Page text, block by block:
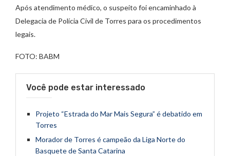
Após atendimento médico, o suspeito foi encaminhado à
Delegacia de Polícia Civil de Torres para os procedimentos
legais.
FOTO: BABM
Você pode estar interessado
Projeto “Estrada do Mar Mais Segura” é debatido em
Torres
Morador de Torres é campeão da Liga Norte do
Basquete de Santa Catarina